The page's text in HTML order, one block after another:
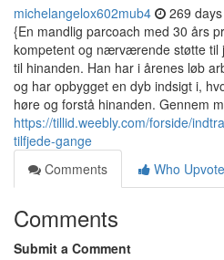
michelangelox602mub4 269
{En mandlig parcoach med 30 års
kompetent og nærværende støtte til
til hinanden. Han har i årenes løb
og har opbygget en dyb indsigt i,
høre og forstå hinanden. Gennem
https://tillid.weebly.com/forside/
tilfjede-gange
Comments
Who
Comments
Submit a Comment